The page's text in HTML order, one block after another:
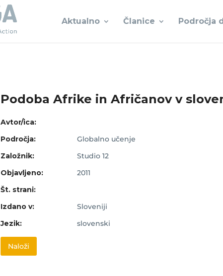
Aktualno Članice Področja
Podoba Afrike in Afričanov v
Avtor/ica:
Področja:
Globalno učenje
Založnik:
Studio 12
Objavljeno:
2011
Št. strani:
Izdano v:
Sloveniji
Jezik:
slovenski
Naloži